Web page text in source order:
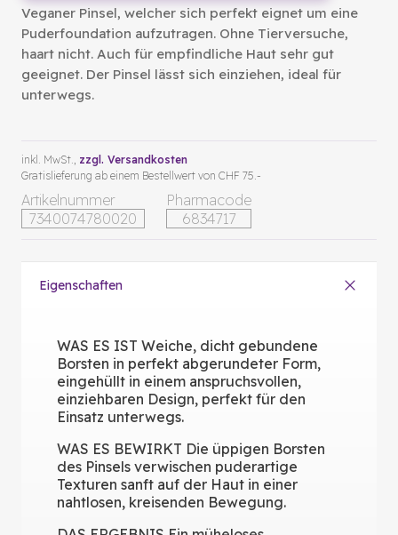
Veganer Pinsel, welcher sich perfekt eignet um eine
Puderfoundation aufzutragen. Ohne Tierversuche,
haart nicht. Auch für empfindliche Haut sehr gut
geeignet. Der Pinsel lässt sich einziehen, ideal für
unterwegs.
Artikelnummer
7340074780020
Pharmacode
6834717
inkl. MwSt., zzgl. Versandkosten
Gratislieferung ab einem Bestellwert von CHF 75.-
Eigenschaften
WAS ES IST Weiche, dicht gebundene
Borsten in perfekt abgerundeter Form,
eingehüllt in einem anspruchsvollen,
einziehbaren Design, perfekt für den
Einsatz unterwegs.
WAS ES BEWIRKT Die üppigen Borsten
des Pinsels verwischen puderartige
Texturen sanft auf der Haut in einer
nahtlosen, kreisenden Bewegung.